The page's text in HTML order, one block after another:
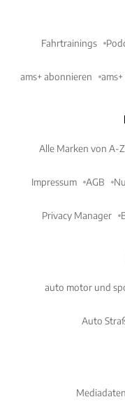
Fahrtrainings
ams+ abonnieren
Alle Marken von A-Z
Impressum AGB
Privacy Manager
auto motor und
Auto